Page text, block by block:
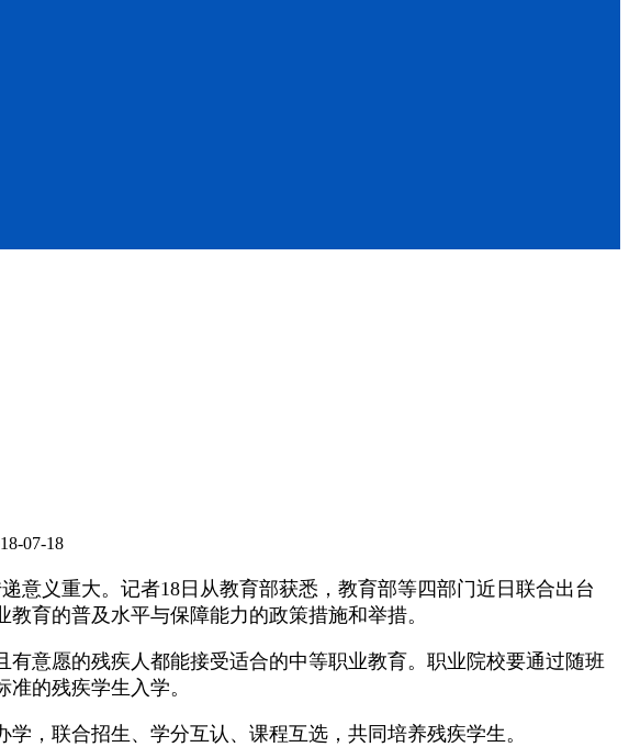
07-18
意义重大。记者18日从教育部获悉，教育部等四部门近日联合出台
育的普及水平与保障能力的政策措施和举措。
意愿的残疾人都能接受适合的中等职业教育。职业院校要通过随班
的残疾学生入学。
联合招生、学分互认、课程互选，共同培养残疾学生。